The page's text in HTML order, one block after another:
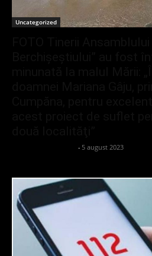
Uncategorized
- 5 august 2023